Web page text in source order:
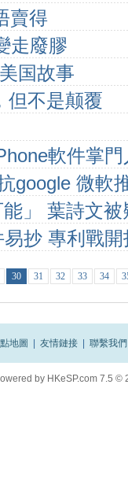
賣得
走廢膠
国故事
但不是颠覆
軟件掌
google 微軟
」 葉詩文
抄 專利戰
30 31 32 33 34
地圖 友情鏈接 聯繫我們
by HKeSP.com 7.5 ©